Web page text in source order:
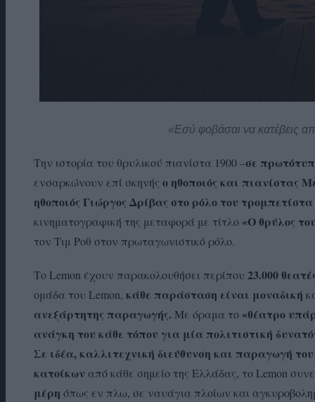
«Εσύ φοβάσαι να κατέβεις
Την ιστορία του θρυλικού πιανίστα 1900 –σε
ενσαρκώνουν επί σκηνής ο ηθοποιός και πιανίστας
ηθοποιός Γιώργος Δρίβας στο ρόλο του τρομπετίστα
κινηματογραφική της μεταφορά με τίτλο «Ο θρύλος
τον Τιμ Ροθ στον πρωταγωνιστικό ρόλο.
Το Lemon έχουν παρακολουθήσει περίπου 23.000
ομάδα του Lemon, κάθε παράσταση είναι μοναδική
ανεξάρτητης παραγωγής. Με όραμα το «θέατρο
ανάγκη του κάθε τόπου για μία πολιτιστική
Σε ιδέα, καλλιτεχνική διεύθυνση και παραγωγή
κατοίκων από κάθε σημείο της Ελλάδας, το Lemon
μέρη όπως εν πλω, σε ναυάγια πλοίων και